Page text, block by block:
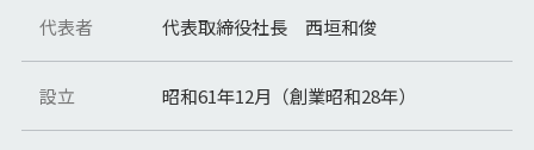
代表者 代表取締役社長 西垣和俊
設立 昭和61年12月（創業昭和28年）